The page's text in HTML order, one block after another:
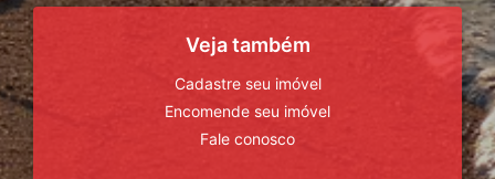
Veja também
Cadastre seu imóvel
Encomende seu imóvel
Fale conosco